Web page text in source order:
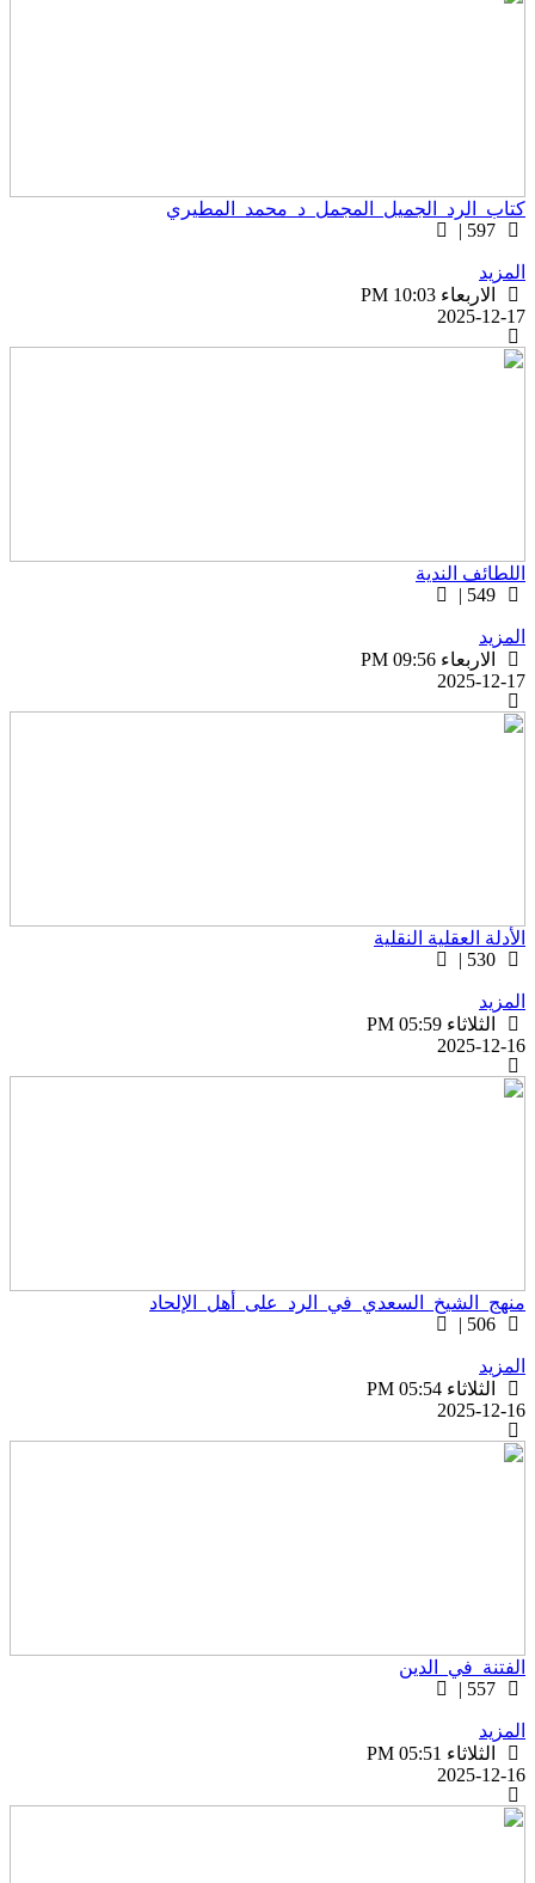
597 |
الاربعاء PM 10:03
2025-12-
الندية
549 |
الاربعاء PM 09:56
2025-12-
العقلية النقلية
530 |
الثلاثاء PM 05:59
2025-12-
506 |
الثلاثاء PM 05:54
2025-12-
557 |
الثلاثاء PM 05:51
2025-12-